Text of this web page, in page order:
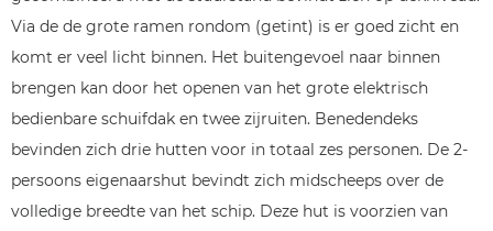
Via de de grote ramen rondom (getint) is er goed zicht en
komt er veel licht binnen. Het buitengevoel naar binnen
brengen kan door het openen van het grote elektrisch
bedienbare schuifdak en twee zijruiten. Benedendeks
bevinden zich drie hutten voor in totaal zes personen. De 2-
persoons eigenaarshut bevindt zich midscheeps over de
volledige breedte van het schip. Deze hut is voorzien van